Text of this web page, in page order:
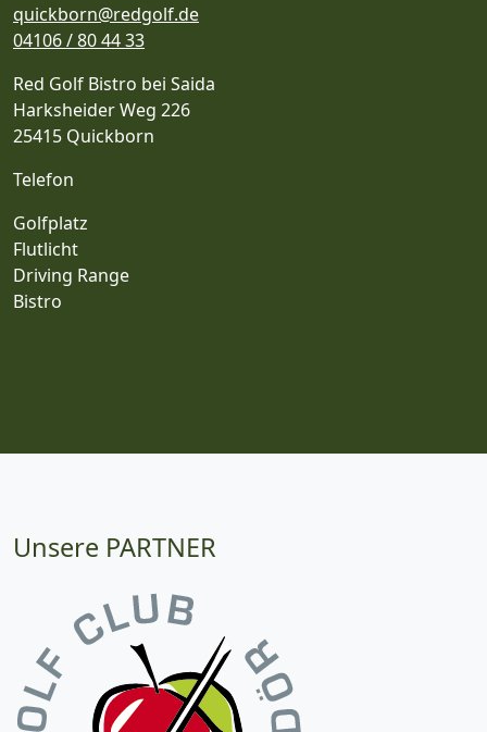
quickborn@redgolf.de
04106 / 80 44 33
Red Golf Bistro bei Saida
Harksheider Weg 226
25415 Quickborn
Telefon
Golfplatz
Flutlicht
Driving Range
Bistro
Unsere PARTNER